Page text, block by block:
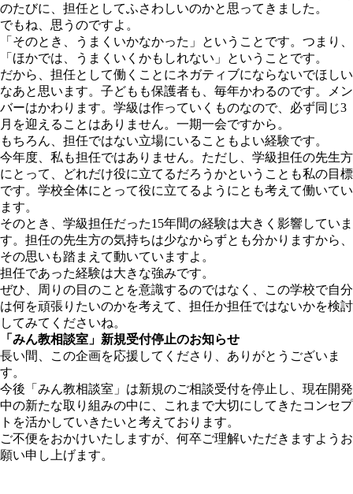
のたびに、担任としてふさわしいのかと思ってきました。
でもね、思うのですよ。
「そのとき、うまくいかなかった」ということです。つまり、
「ほかでは、うまくいくかもしれない」ということです。
だから、担任として働くことにネガティブにならないでほしい
なあと思います。子どもも保護者も、毎年かわるのです。メン
バーはかわります。学級は作っていくものなので、必ず同じ3
月を迎えることはありません。一期一会ですから。
もちろん、担任ではない立場にいることもよい経験です。
今年度、私も担任ではありません。ただし、学級担任の先生方
にとって、どれだけ役に立てるだろうかということも私の目標
です。学校全体にとって役に立てるようにとも考えて働いてい
ます。
そのとき、学級担任だった15年間の経験は大きく影響していま
す。担任の先生方の気持ちは少なからずとも分かりますから、
その思いも踏まえて動いていますよ。
担任であった経験は大きな強みです。
ぜひ、周りの目のことを意識するのではなく、この学校で自分
は何を頑張りたいのかを考えて、担任か担任ではないかを検討
してみてくださいね。
「みん教相談室」新規受付停止のお知らせ
長い間、この企画を応援してくださり、ありがとうございま
す。
今後「みん教相談室」は新規のご相談受付を停止し、現在開発
中の新たな取り組みの中に、これまで大切にしてきたコンセプ
トを活かしていきたいと考えております。
ご不便をおかけいたしますが、何卒ご理解いただきますようお
願い申し上げます。